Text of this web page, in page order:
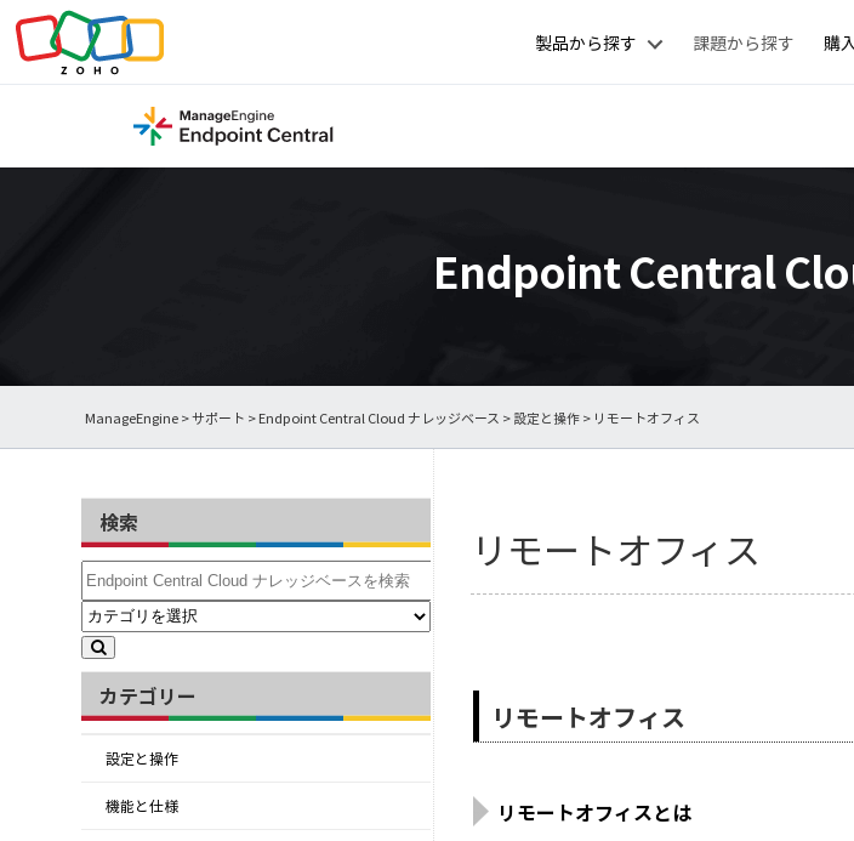
製品から探す 課題から探す 購
Endpoint Central
ManageEngine>サポート >Endpoint Central Cloud ナレッジベース >設定と操作> リモートオフィス
検索
カテゴリー
設定と操作
機能と仕様
リモートオフィス
リモートオフィス
リモートオフィスとは